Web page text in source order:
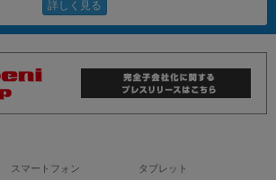
スマートフォン タブレット